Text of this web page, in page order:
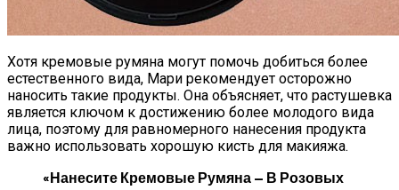
Хотя кремовые румяна могут помочь добиться более
естественного вида, Мари рекомендует осторожно
наносить такие продукты. Она объясняет, что растушевка
является ключом к достижению более молодого вида
лица, поэтому для равномерного нанесения продукта
важно использовать хорошую кисть для макияжа.
«Нанесите Кремовые Румяна — В Розовых